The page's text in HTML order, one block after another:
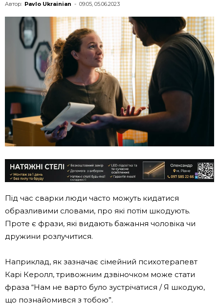
Автор: Pavlo Ukrainian - 09:05, 05.06.2023
Під час сварки люди часто можуть кидатися
образливими словами, про які потім шкодують.
Проте є фрази, які видають бажання чоловіка чи
дружини розлучитися.
Наприклад, як зазначає сімейний психотерапевт
Карі Керолл, тривожним дзвіночком може стати
фраза “Нам не варто було зустрічатися / Я шкодую,
що познайомився з тобою”.